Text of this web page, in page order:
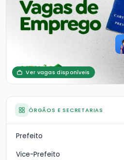
Ver vagas disponíveis
ÓRGÃOS E SECRETARIAS
Prefeito
Vice-Prefeito